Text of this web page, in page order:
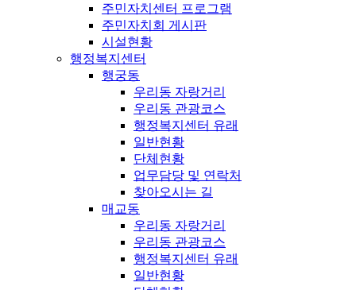
주민자치센터 프로그램
주민자치회 게시판
시설현황
행정복지센터
행궁동
우리동 자랑거리
우리동 관광코스
행정복지센터 유래
일반현황
단체현황
업무담당 및 연락처
찾아오시는 길
매교동
우리동 자랑거리
우리동 관광코스
행정복지센터 유래
일반현황